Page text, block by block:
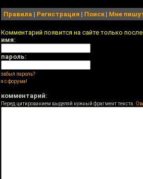
Правила | Регистрация | Поиск| Мне
Комментарий появится на сайте только
имя:
пароль:
забыл пароль?
я с форума!
комментарий:
Перед цитированием выделяй нужный фрагмент текста.